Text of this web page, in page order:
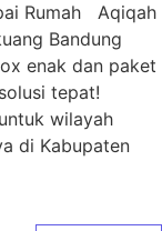
Rumah Aqiqah
Bandung
enak dan paket
tepat!
wilayah
di Kabupaten